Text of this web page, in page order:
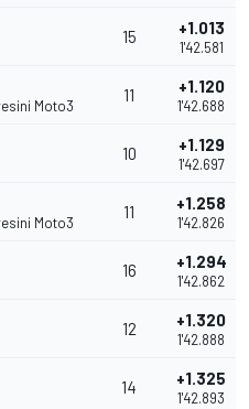
15 +1.013
1'42.581
Moto3
11 +1.120
1'42.688
10 +1.129
1'42.697
Moto3
11 +1.258
1'42.826
16 +1.294
1'42.862
12 +1.320
1'42.888
14 +1.325
1'42.893